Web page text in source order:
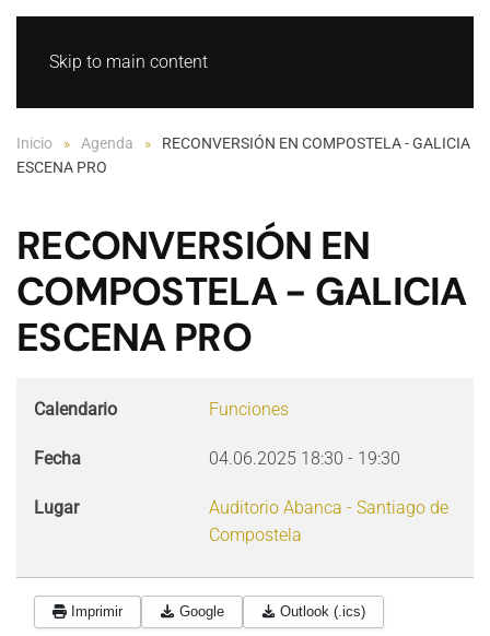
Skip to main content
Inicio Agenda
RECONVERSIÓN EN COMPOSTELA - GALICIA
ESCENA PRO
RECONVERSIÓN EN
COMPOSTELA - GALICIA
ESCENA PRO
Calendario Funciones
Fecha 04.06.2025 18:30 - 19:30
Lugar
Auditorio Abanca - Santiago de
Compostela
Imprimir Google Outlook (.ics)